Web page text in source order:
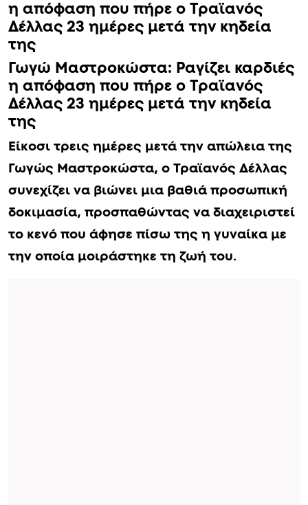
η απόφαση που πήρε ο Τραϊανός
Δέλλας 23 ημέρες μετά την κηδεία
της
Γωγώ Μαστροκώστα: Pαγίζει καρδιές
η απόφαση που πήρε ο Τραϊανός
Δέλλας 23 ημέρες μετά την κηδεία
της
Είκοσι τρεις ημέρες μετά την απώλεια της
Γωγώς Μαστροκώστα, ο Τραϊανός Δέλλας
συνεχίζει να βιώνει μια βαθιά προσωπική
δοκιμασία, προσπαθώντας να διαχειριστεί
το κενό που άφησε πίσω της η γυναίκα με
την οποία μοιράστηκε τη ζωή του.